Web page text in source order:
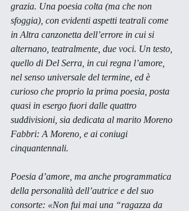
grazia. Una poesia colta (ma che non
sfoggia), con evidenti aspetti teatrali come
in Altra canzonetta dell’errore in cui si
alternano, teatralmente, due voci. Un testo,
quello di Del Serra, in cui regna l’amore,
nel senso universale del termine, ed è
curioso che proprio la prima poesia, posta
quasi in esergo fuori dalle quattro
suddivisioni, sia dedicata al marito Moreno
Fabbri: A Moreno, e ai coniugi
cinquantennali.
Poesia d’amore, ma anche programmatica
della personalità dell’autrice e del suo
consorte: «Non fui mai una “ragazza da